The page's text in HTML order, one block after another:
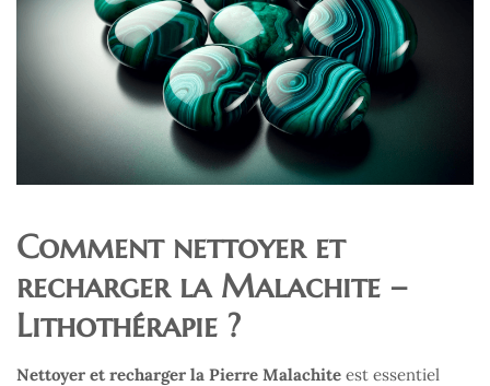
Comment nettoyer et
recharger la Malachite –
Lithothérapie ?
Nettoyer et recharger la Pierre Malachite est essentiel